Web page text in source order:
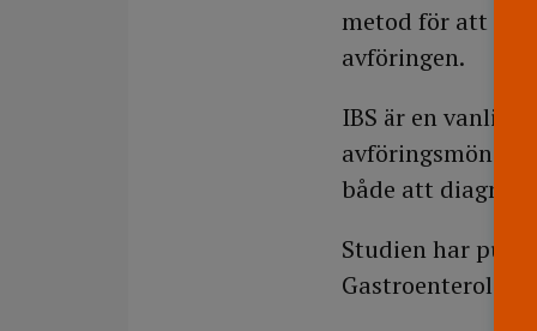
metod för att
avföringen.
IBS är en vanlig
både att
Studien har
Gastroenterology.